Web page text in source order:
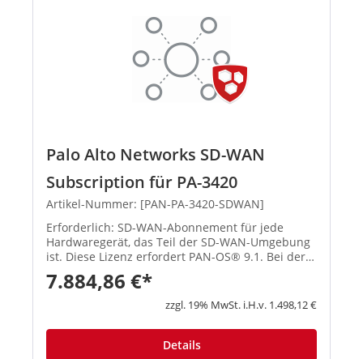
Palo Alto Networks SD-WAN
Subscription für PA-3420
Artikel-Nummer: [PAN-PA-3420-SDWAN]
Erforderlich: SD-WAN-Abonnement für jede
Hardwaregerät, das Teil der SD-WAN-Umgebung
ist. Diese Lizenz erfordert PAN-OS® 9.1. Bei der
Nutzung von Prisma Access für den...
7.884,86 €*
zzgl. 19% MwSt. i.H.v. 1.498,12 €
Details